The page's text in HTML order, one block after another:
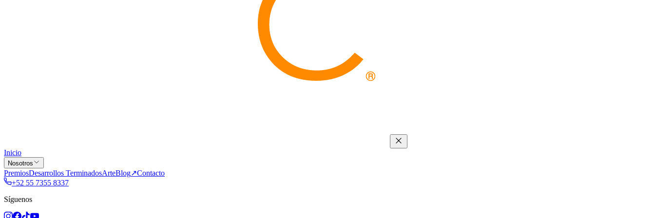
Inicio
Nosotros
PremiosDesarrollos TerminadosArteBlog↗Contacto
+52 55 7355 8337
Síguenos